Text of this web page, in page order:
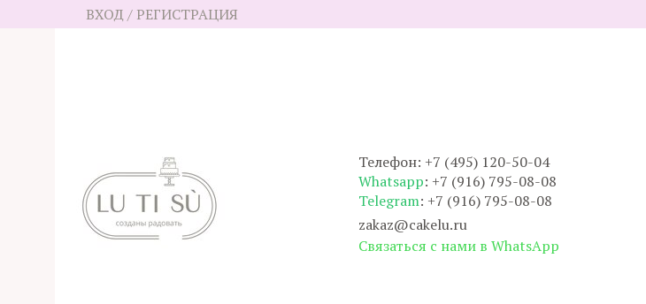
ВХОД / РЕГИСТРАЦИЯ
Телефон: +7 (495) 120-50-04
Whatsapp: +7 (916) 795-08-08
Telegram: +7 (916) 795-08-08
zakaz@cakelu.ru
Cвязаться с нами в WhatsApp